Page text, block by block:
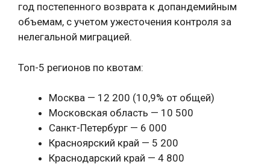
год постепенного возврата к допандемийным
объемам, с учетом ужесточения контроля за
нелегальной миграцией.
Топ-5 регионов по квотам:
Москва — 12 200 (10,9% от общей)
Московская область — 10 500
Санкт-Петербург — 6 000
Красноярский край — 5 200
Краснодарский край — 4 800